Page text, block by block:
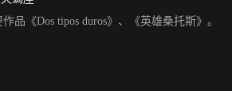
品《Dos tipos duros》、《英雄桑托斯》。